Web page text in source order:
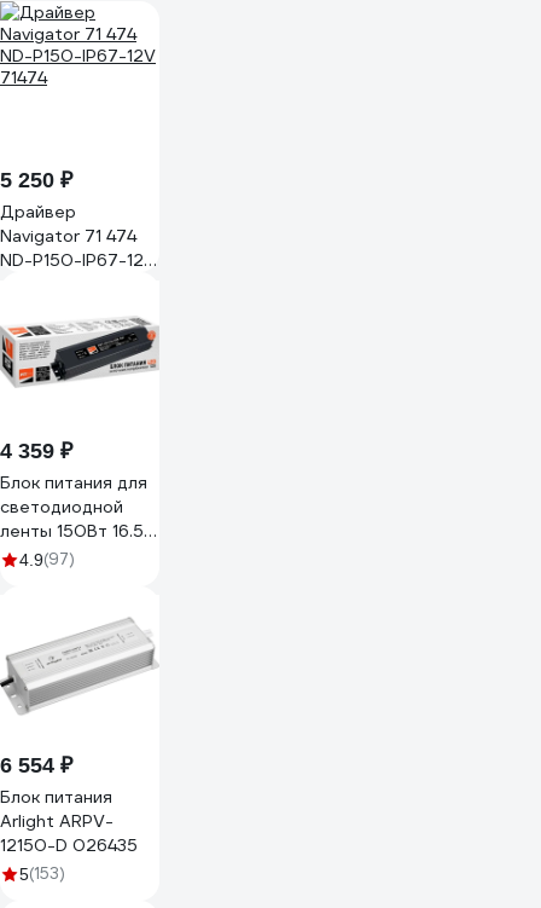
5 250 ₽
Драйвер
Navigator 71 474
ND-P150-IP67-12V
4 359 ₽
Блок питания для
светодиодной
ленты 150Вт 16.5А
12В IP67 Jazzway
4.9(97)
6 554 ₽
Блок питания
Arlight ARPV-
12150-D 026435
5(153)